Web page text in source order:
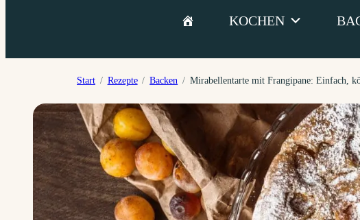
KOCHEN
Start Rezepte Backen Mirabellentarte mit Frangipane: Einfach,